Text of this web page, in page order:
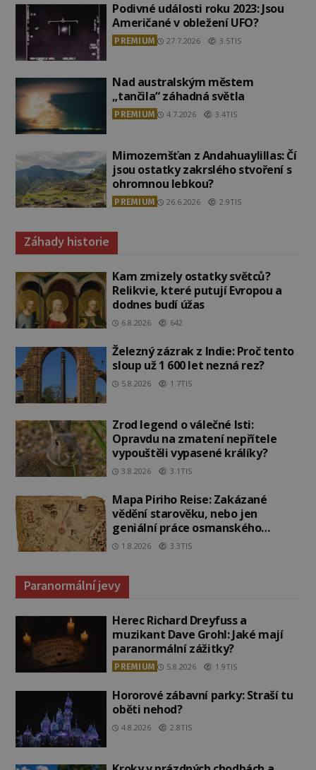
Podivné události roku 2023: Jsou
Američané v obležení UFO?
PREMIUM 27.7.2026 3.5TIS
Nad australským městem
„tančila“ záhadná světla
PREMIUM 4.7.2026 3.4TIS
Mimozemšťan z Andahuaylillas: Čí
jsou ostatky zakrslého stvoření s
ohromnou lebkou?
PREMIUM 26.6.2026 2.9TIS
Záhady historie
Kam zmizely ostatky světců?
Relikvie, které putují Evropou a
dodnes budí úžas
6.8.2026 642
Železný zázrak z Indie: Proč tento
sloup už 1 600 let nezná rez?
5.8.2026 1.7TIS
Zrod legend o válečné lsti:
Opravdu na zmatení nepřítele
vypouštěli vypasené králíky?
3.8.2026 3.1TIS
Mapa Piriho Reise: Zakázané
vědění starověku, nebo jen
geniální práce osmanského
admirála?
1.8.2026 3.3TIS
Paranormální jevy
Herec Richard Dreyfuss a
muzikant Dave Grohl: Jaké mají
paranormální zážitky?
PREMIUM 5.8.2026 1.9TIS
Hororové zábavní parky: Straší tu
oběti nehod?
4.8.2026 2.8TIS